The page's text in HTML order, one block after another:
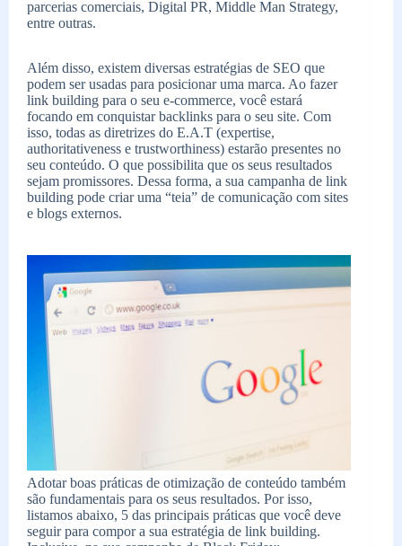
parcerias comerciais, Digital PR, Middle Man Strategy,
entre outras.
Além disso, existem diversas estratégias de SEO que
podem ser usadas para posicionar uma marca. Ao fazer
link building para o seu e-commerce, você estará
focando em conquistar backlinks para o seu site. Com
isso, todas as diretrizes do E.A.T (expertise,
authoritativeness e trustworthiness) estarão presentes no
seu conteúdo. O que possibilita que os seus resultados
sejam promissores. Dessa forma, a sua campanha de link
building pode criar uma “teia” de comunicação com sites
e blogs externos.
Adotar boas práticas de otimização de conteúdo também
são fundamentais para os seus resultados. Por isso,
listamos abaixo, 5 das principais práticas que você deve
seguir para compor a sua estratégia de link building.